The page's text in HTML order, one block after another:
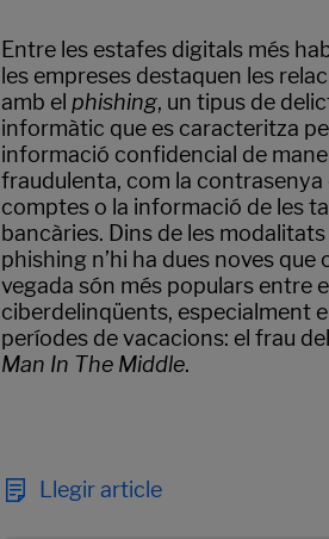
Entre les estafes digitals més
les empreses destaquen les
amb el phishing, un tipus de
informàtic que es caracteritza
informació confidencial de
fraudulenta, com la contrasenya
comptes o la informació de les
bancàries. Dins de les
phishing n’hi ha dues noves que
vegada són més populars entre
ciberdelinqüents, especialment
períodes de vacacions: el frau del
Man In The Middle.
Llegir article